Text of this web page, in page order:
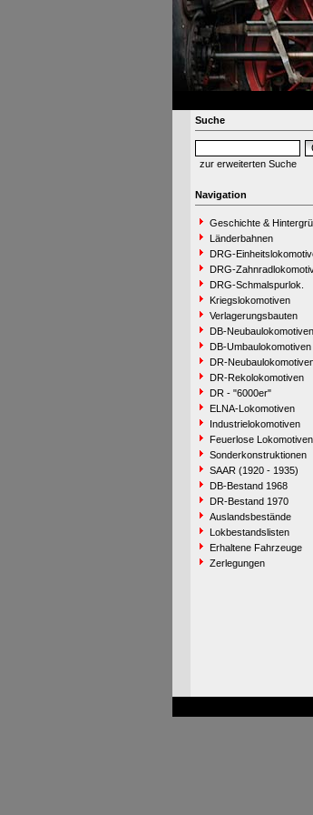
Suche
zur erweiterten Suche
Navigation
Geschichte &
Länderbahnen
DRG-
DRG-
DRG-Schmalspurlok.
Kriegslokomotiven
Verlagerungsbauten
DB-Neubaulokomotiven
DB-Umbaulokomotiven
DR-
DR-Rekolokomotiven
DR - "6000er"
ELNA-Lokomotiven
Industrielokomotiven
Feuerlose Lokomotiven
Sonderkonstruktionen
SAAR (1920 - 1935)
DB-Bestand 1968
DR-Bestand 1970
Auslandsbestände
Lokbestandslisten
Erhaltene Fahrzeuge
Zerlegungen